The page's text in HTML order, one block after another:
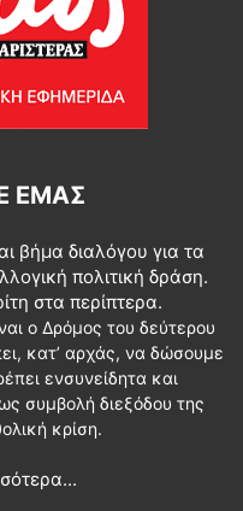
ΕΜΆΣ
βήμα διαλόγου για τα
πολιτική δράση.
στα περίπτερα.
ο Δρόμος του δεύτερου
κατ’ αρχάς, να δώσουμε
ενσυνείδητα και
συμβολή διεξόδου της
κρίση.